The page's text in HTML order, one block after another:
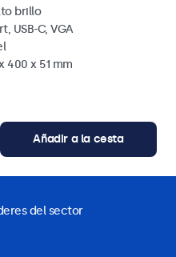
brillo
USB-C, VGA
400 x 51 mm
Añadir a la cesta
del sector